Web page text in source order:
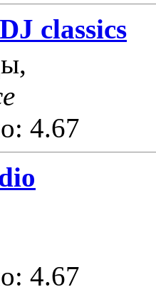
classics
4.67
4.67